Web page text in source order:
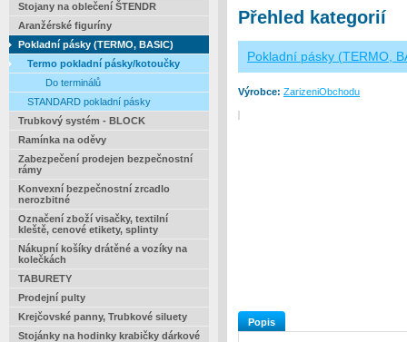
Stojany na oblečení ŠTENDR
Aranžérské figuríny
Pokladní pásky (TERMO, BASIC)
Termo pokladní pásky/kotoučky
Do terminálů
STANDARD pokladní pásky
Trubkový systém - BLOCK
Ramínka na oděvy
Zabezpečení prodejen bezpečnostní
rámy
Konvexní bezpečnostní zrcadlo
nerozbitné
Označení zboží visačky, textilní
kleště, cenové etikety, splinty
Nákupní košíky drátěné a vozíky na
kolečkách
TABURETY
Prodejní pulty
Krejčovské panny, Trubkové siluety
Stojánky na hodinky krabičky dárkové
Přehled kategorií
Pokladní pásky (TERMO,
Výrobce: ZarizeniObchodu
Popis